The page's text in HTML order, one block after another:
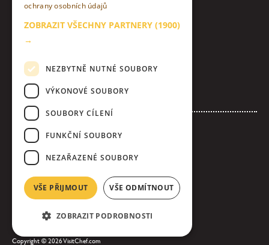
LinkedIn
Kontakt
Zásady zpracování osobních údajů
Nastavení Cookies
Inzerujte s námi
Loga & bannery ke stažení
Všeobecné obchodní podmínky inzerce
Úplná pravidla soutěže
Copyright © 2026 VisitChef.com
ochrany osobních údajů
ZOBRAZIT VŠECHNY PARTNERY (1900)
→
NEZBYTNĚ NUTNÉ SOUBORY
VÝKONOVÉ SOUBORY
SOUBORY CÍLENÍ
FUNKČNÍ SOUBORY
NEZAŘAZENÉ SOUBORY
VŠE PŘIJMOUT VŠE ODMÍTNOUT
ZOBRAZIT PODROBNOSTI